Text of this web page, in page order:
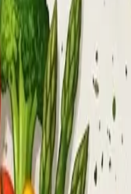
для снижения веса